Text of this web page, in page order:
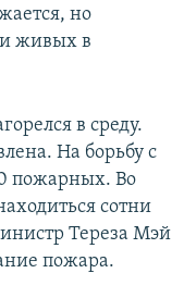
но
живых в
в среду.
На борьбу с
пожарных. Во
сотни
Тереза Мэй
пожара.